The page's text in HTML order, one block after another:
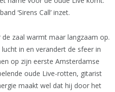
‘Sirens Call’ inzet.
zaal warmt maar langzaam op.
lucht in en verandert de sfeer in
op zijn eerste Amsterdamse
oude Live-rotten, gitarist
maakt wel dat hij door het